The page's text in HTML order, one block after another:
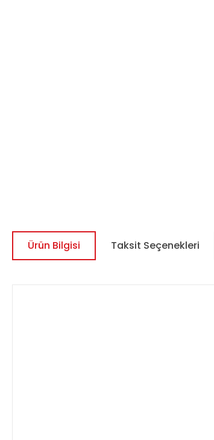
Ürün Bilgisi Taksit Seçenekleri